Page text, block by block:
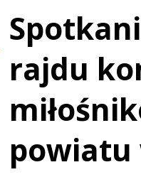
rajdu
powiatu